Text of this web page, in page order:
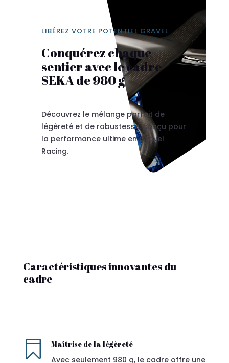
LIBÉREZ VOTRE POTENTIEL GRAVEL
Conquérez chaque
sentier avec le cadre
SEKA de 980 g
Découvrez le mélange parfait de
légèreté et de robustesse, conçu pour
la performance ultime en Gravel
Racing.
Caractéristiques innovantes du
cadre
 Maîtrise de la légèreté
Avec seulement 980 g, le cadre offre une